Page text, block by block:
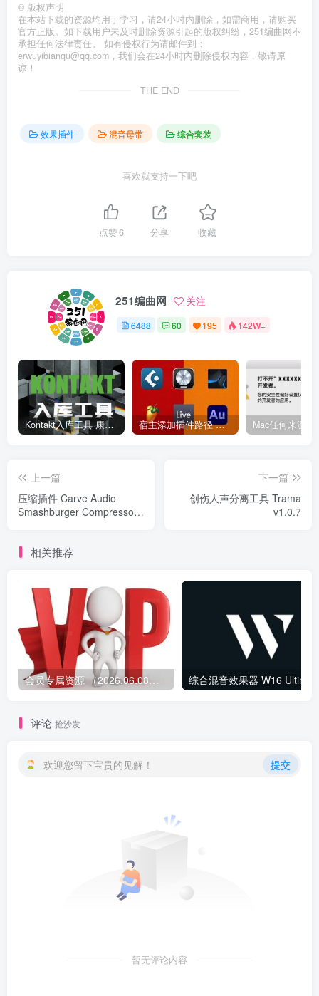
© 版权声明
在本站下载的资源均用于学习，请24小时内删除，如需商用，请购买
官方正版。如下载用户未及时删除资源引起的版权纠纷，251编曲网不
承担任何法律责任。 如有侵权行为请邮件到：
erwuyibianqu@qq.com，我们会在24小时内删除侵权内容，敬请原
谅！
THE END
效果插件 混音母带 综合套装
喜欢就支持一下吧
点赞6 分享 收藏
251编曲网 关注
6488 60 195 142W+
Kontakt入库工具 康泰克入库教程 宿主添加插件路径 插件路径设置 VSTPlugins路径
上一篇
压缩插件 Carve Audio
Smashburger Compressor
下一篇
创伤人声分离工具 Trama
v1.0.7
相关推荐
会员专属资源 （2026.06.08更新）
评论 抢沙发
欢迎您留下宝贵的见解！ 提交
暂无评论内容